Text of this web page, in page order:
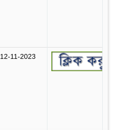
12-11-2023